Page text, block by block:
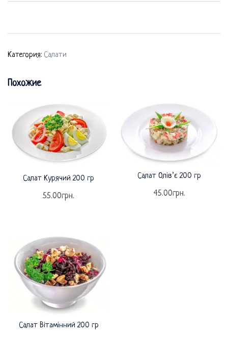
Категория: Салати
Похожие
Салат Курячий 200 гр
55.00грн.
Салат Олів’є 200 гр
45.00грн.
Салат Вітамінний 200 гр